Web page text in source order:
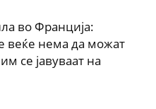
во Франција:
веќе нема да можат
се јавуваат на